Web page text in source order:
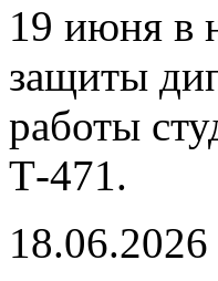
19 июня в
защиты
работы
Т-471.
18.06.2026